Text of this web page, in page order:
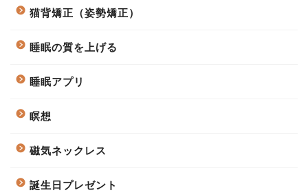
猫背矯正（姿勢矯正）
睡眠の質を上げる
睡眠アプリ
瞑想
磁気ネックレス
誕生日プレゼント